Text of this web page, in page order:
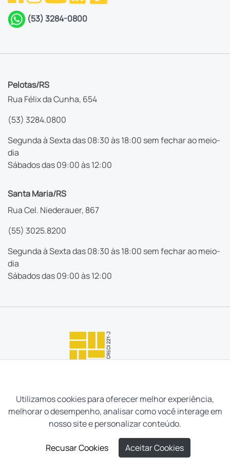
(53) 3284-0800
Pelotas/RS
Rua Félix da Cunha, 654
(53) 3284.0800
Segunda à Sexta das 08:30 às 18:00 sem fechar ao meio-
dia
Sábados das 09:00 às 12:00
Santa Maria/RS
Rua Cel. Niederauer, 867
(55) 3025.8200
Segunda à Sexta das 08:30 às 18:00 sem fechar ao meio-
dia
Sábados das 09:00 às 12:00
Utilizamos cookies para oferecer melhor experiência,
melhorar o desempenho, analisar como você interage em
nosso site e personalizar conteúdo.
Recusar Cookies Aceitar Cookies